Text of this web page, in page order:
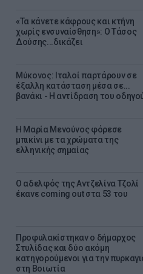
«Τα κάνετε κάφρους και κτήνη
χωρίς ενσυναίσθηση»: Ο Τάσος
Δούσης...δικάζει
Μύκονος: Ιταλοί παρτάρουν σε
έξαλλη κατάσταση μέσα σε...
βανάκι - Η αντίδραση του
Η Μαρία Μενούνος φόρεσε
μπικίνι με τα χρώματα της
ελληνικής σημαίας
Ο αδελφός της Αντζελίνα Τζολί
έκανε coming out στα 53 του
Προφυλακίστηκαν ο δήμαρχος
Στυλίδας και δύο ακόμη
κατηγορούμενοι για την
στη Βοιωτία